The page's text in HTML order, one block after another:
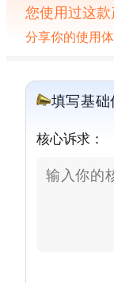
您使用过这款
分享你的使用
填写基础
核心诉求：